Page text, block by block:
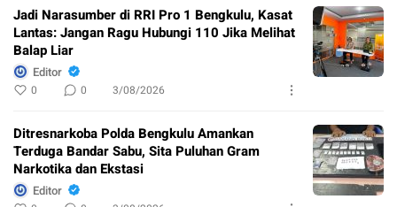
Jadi Narasumber di RRI Pro 1 Bengkulu, Kasat
Lantas: Jangan Ragu Hubungi 110 Jika Melihat
Balap Liar
Editor
0 0 3/08/2026
Ditresnarkoba Polda Bengkulu Amankan
Terduga Bandar Sabu, Sita Puluhan Gram
Narkotika dan Ekstasi
Editor